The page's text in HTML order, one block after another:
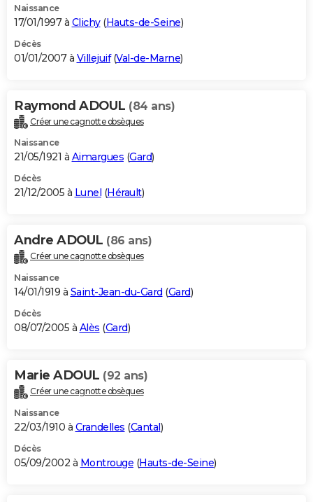
Naissance
17/01/1997 à Clichy(Hauts-de-Seine)
Décès
01/01/2007 à Villejuif(Val-de-Marne)
Raymond ADOUL (84 ans)
Créer une cagnotte obsèques
Naissance
21/05/1921 à Aimargues (Gard)
Décès
21/12/2005 à Lunel (Hérault)
Andre ADOUL (86 ans)
Créer une cagnotte obsèques
Naissance
14/01/1919 à Saint-Jean-du-Gard (Gard)
Décès
08/07/2005 à Alès (Gard)
Marie ADOUL (92 ans)
Créer une cagnotte obsèques
Naissance
22/03/1910 à Crandelles (Cantal)
Décès
05/09/2002 à Montrouge (Hauts-de-Seine)